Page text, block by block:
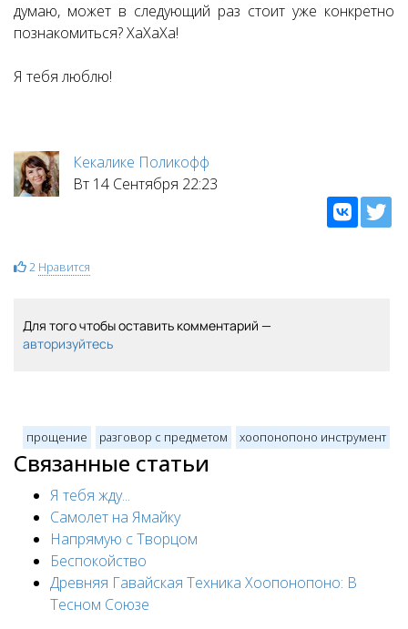
думаю, может в следующий раз стоит уже конкретно
познакомиться? ХаХаХа!
Я тебя люблю!
Кекалике Поликофф
Вт 14 Сентября 22:23
2 Нравится
Для того чтобы оставить комментарий —
авторизуйтесь
прощение разговор с предметом хоопонопоно инструмент
Связанные статьи
Я тебя жду...
Самолет на Ямайку
Напрямую с Творцом
Беспокойство
Древняя Гавайская Техника Хоопонопоно: В
Тесном Союзе